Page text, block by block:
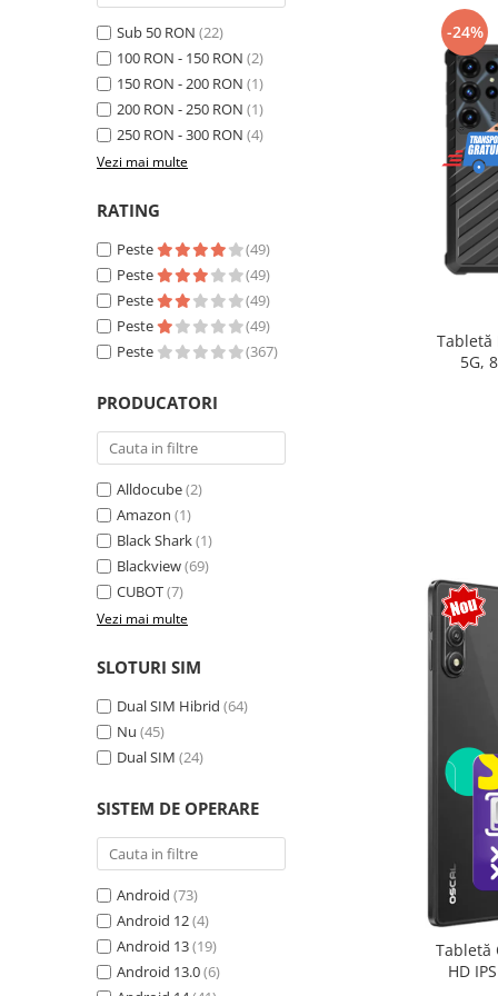
Telefoane mobile Realme
Telefoane mobile ZTE Nubia
Telefoane mobile ALTE BRANDURI
Tablete PC, mini PC si laptopuri
Tablete PC
Tablete pc cu proiector video
Laptop-uri
Monitoare pc
TV si Proiectoare Smart
Camere auto, home si sport
Camere auto DVR
Oglinzi auto smart cu camera
Camere Supraveghere
Mini Video Camera
Accesorii Camere Supraveghere
Casti Wireless
Casti cu Fir
Casti Profesionale
Ceasuri si Inele smart, bratari
Smartwatch
Ceasuri Smart pentru copii
Bratari Fitness
Accesorii Smartwatch
Trotinete electrice si accesorii
Sub 50 RON (22)
100 RON - 150 RON (2)
150 RON - 200 RON (1)
200 RON - 250 RON (1)
250 RON - 300 RON (4)
Vezi mai multe
RATING
Peste
(49)
Peste
(49)
Peste
(49)
Peste
(49)
Peste
(367)
PRODUCATORI
Alldocube(2)
Amazon (1)
Black Shark(1)
Blackview(69)
CUBOT(7)
Vezi mai multe
SLOTURI SIM
Dual SIM Hibrid (64)
Nu (45)
Dual SIM (24)
SISTEM DE OPERARE
Android (73)
Android 12(4)
Android 13(19)
Android 13.0(6)
-24%
Tabletă
5G,
Tabletă
HD